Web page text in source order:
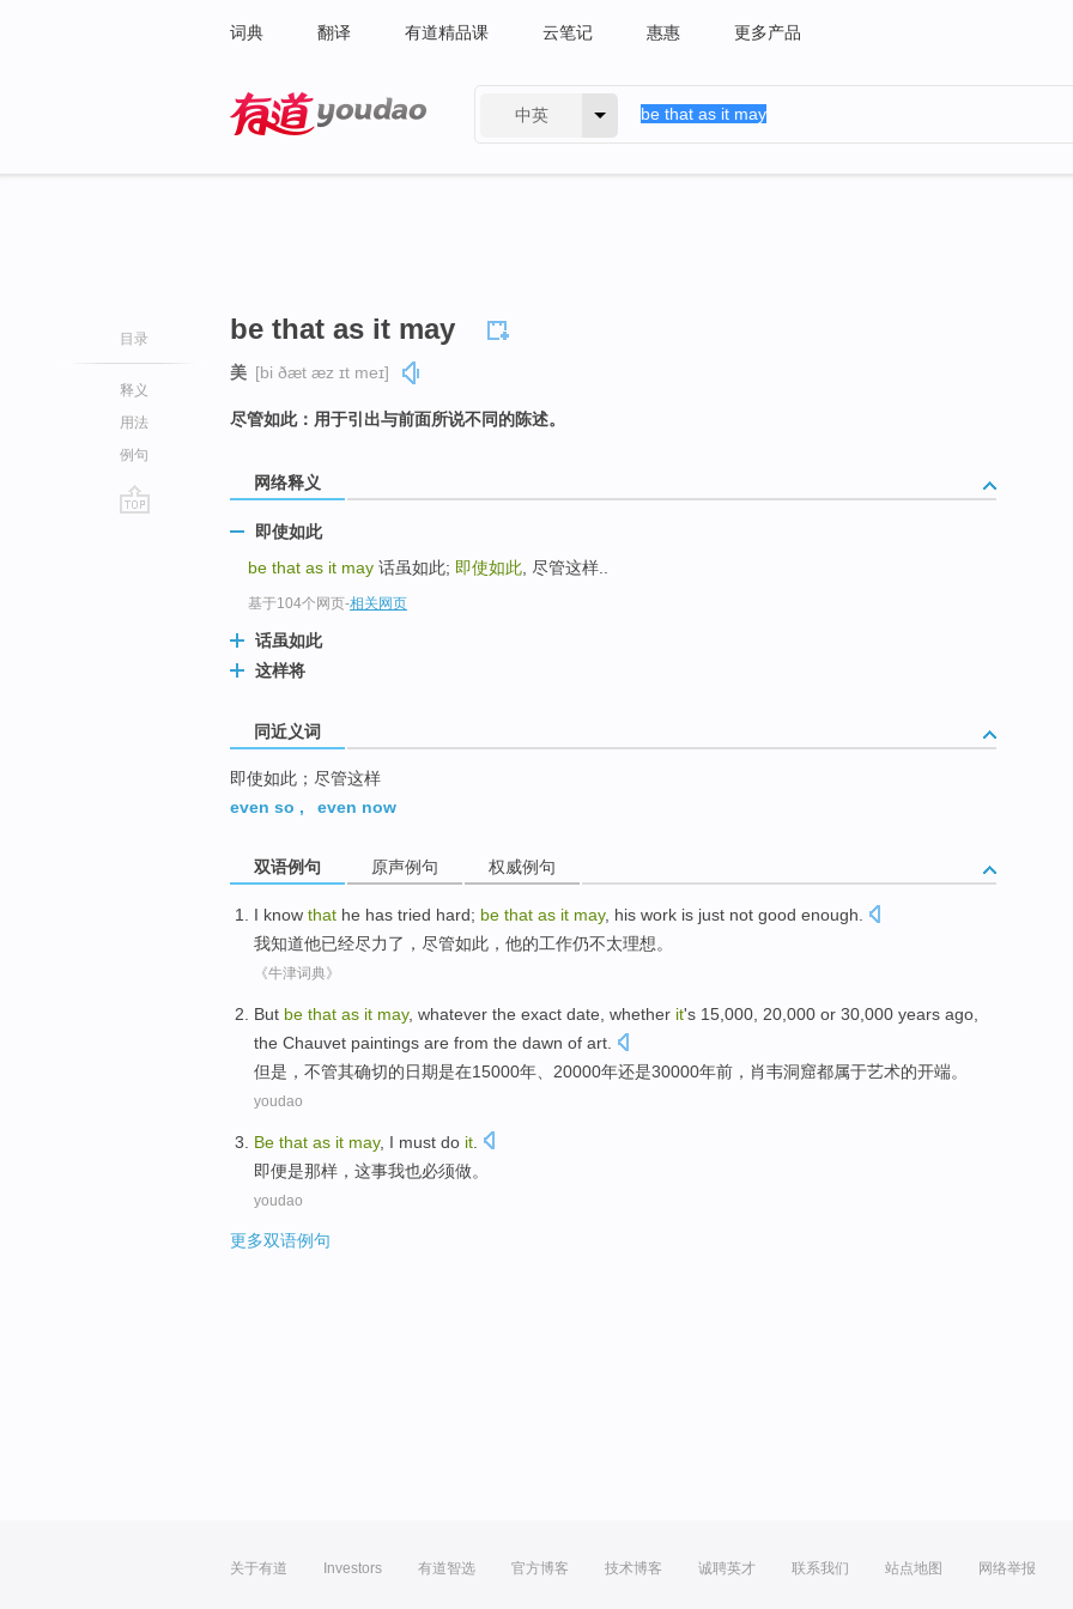
词典 翻译 有道精品课 云笔记 惠惠 更多产品
中英
目录
释义
用法
例句
be that as it may
美 [bi ðæt æz ɪt meɪ]
尽管如此：用于引出与前面所说不同的陈述。
网络释义
即使如此
be that as it may 话虽如此; 即使如此 , 尽管这样..
基于104个网页-相关网页
话虽如此
这样将
同近义词
即使如此；尽管这样
even so , even now
双语例句 原声例句 权威例句
I know that he has tried hard; be that as it may, his work is just not good enough
我知道他已经尽力了，尽管如此 ， 他的工作仍不太理想。
《牛津词典》
But be that as it may, whatever the exact date , whether it's 15,000, 20,000 or 30,000 years ago
the Chauvet paintings are from the dawn of art
但是 ， 不管其确切的日期是在15000年、20000年还是30000年前 ， 肖韦洞窟都属于艺术的开端。
youdao
Be that as it may, I must do it
即便是那样，这事我也必须做。
youdao
更多双语例句
关于有道 Investors 有道智选 官方博客 技术博客 诚聘英才 联系我们 站点地图 网络举报